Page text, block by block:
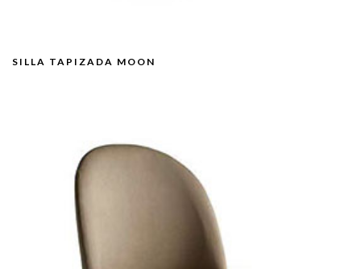
SILLA TAPIZADA MOON